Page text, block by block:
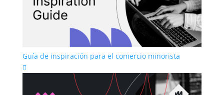
Guía de inspiración para el comercio minorista
